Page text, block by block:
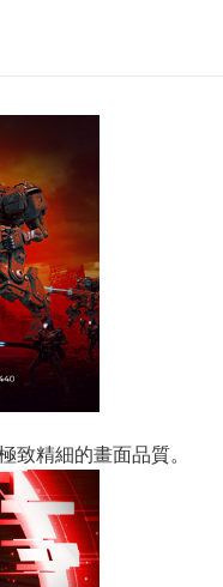
致精細的畫面品質。